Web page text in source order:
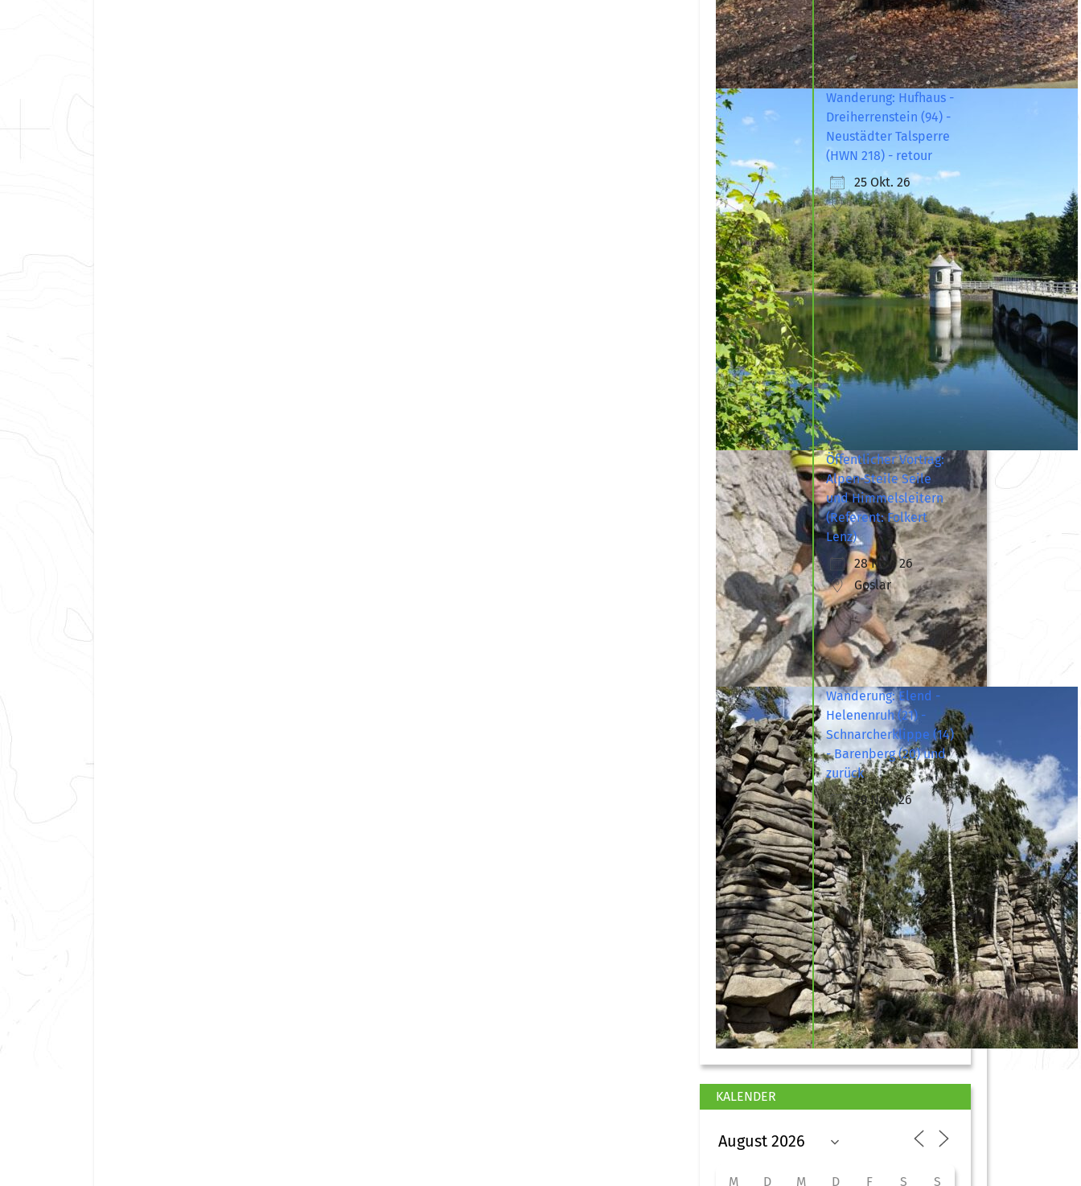
Wanderung: Hufhaus -
Dreiherrenstein (94) -
Neustädter Talsperre
(HWN 218) - retour
25 Okt. 26
Öffentlicher Vortrag:
Alpen-Steile Seile
und Himmelsleitern
(Referent: Folkert
Lenz)
28 Nov. 26
Goslar
Wanderung: Elend -
Helenenruh (21) -
Schnarcherklippe (14)
- Barenberg (20) und
zurück
29 Nov. 26
KALENDER
M D M D F S S